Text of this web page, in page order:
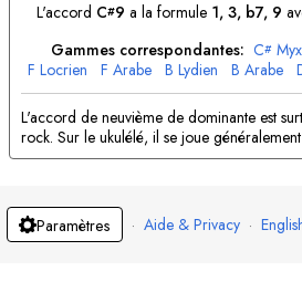
L'accord C#9 a la formule 1, 3, b7, 9
Gammes correspondantes: C#
F Locrien F Arabe B Lydien B Arabe
L'accord de neuvième de dominante est
rock. Sur le ukulélé, il se joue généralement
Paramètres · Aide & Privacy ·